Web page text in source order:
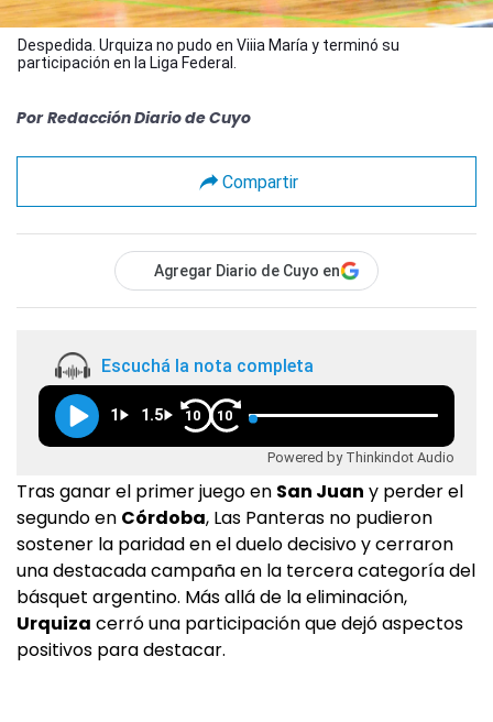
Despedida. Urquiza no pudo en Viiia María y terminó su
participación en la Liga Federal.
Por Redacción Diario de Cuyo
Compartir
Agregar Diario de Cuyo en
Escuchá la nota completa
1 1.5 10 10
Powered by Thinkindot Audio
Tras ganar el primer juego en San Juan y perder el
segundo en Córdoba, Las Panteras no pudieron
sostener la paridad en el duelo decisivo y cerraron
una destacada campaña en la tercera categoría del
básquet argentino. Más allá de la eliminación,
Urquiza cerró una participación que dejó aspectos
positivos para destacar.